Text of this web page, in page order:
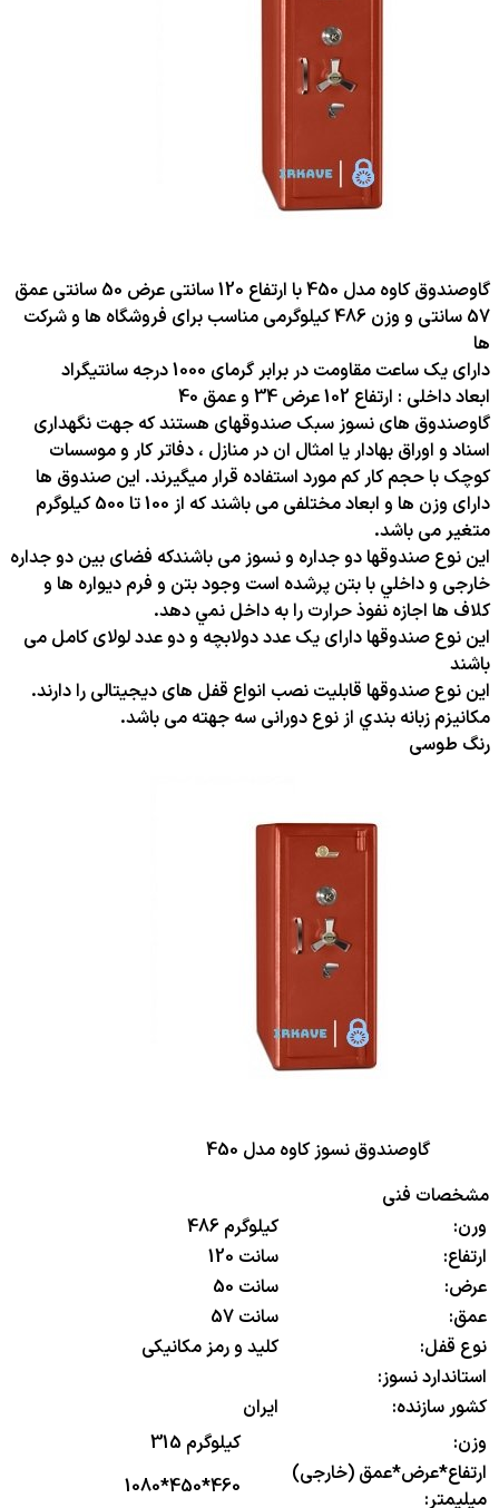
گاوصندوق کاوه مدل 450 با ارتفاع 120 سانتی عرض 50 سانتی عمق
57 سانتی و وزن 486 کیلوگرمی مناسب برای فروشگاه ها و شرکت
ها
دارای یک ساعت مقاومت در برابر گرمای 1000 درجه سانتیگراد
ابعاد داخلی : ارتفاع 102 عرض 34 و عمق 40
گاوصندوق های نسوز سبک صندوقهای هستند که جهت نگهداری
اسناد و اوراق بهادار یا امثال ان در منازل ، دفاتر کار و موسسات
کوچک با حجم کار کم مورد استفاده قرار میگیرند. این صندوق ها
دارای وزن ها و ابعاد مختلفی می باشند که از 100 تا 500 کیلوگرم
متغیر می باشد.
این نوع صندوقها دو جداره و نسوز می باشندكه فضای بین دو جداره
خارجی و داخلي با بتن پرشده است وجود بتن و فرم دیواره ها و
کلاف ها اجازه نفوذ حرارت را به داخل نمي دهد.
این نوع صندوقها دارای یک عدد دولابچه و دو عدد لولای کامل می
باشند
این نوع صندوقها قابلیت نصب انواع قفل های دیجیتالی را دارند.
مكانيزم زبانه بندي از نوع دورانی سه جهته می باشد.
رنگ طوسی
گاوصندوق نسوز کاوه مدل 450
مشخصات فنی
ورن:
486 کیلوگرم
ارتفاع:
120 سانت
عرض:
50 سانت
عمق:
57 سانت
نوع قفل:
کلید و رمز مکانیکی
استاندارد نسوز:
کشور سازنده:
ایران
وزن:
315 کیلوگرم
ارتفاع*عرض*عمق (خارجی)
میلیمتر:
1080*450*460